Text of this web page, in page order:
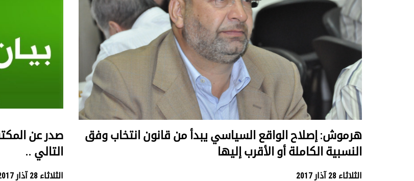
هرموش: إصلاح الواقع السياسي يبدأ من قانون انتخاب وفق
النسبية الكاملة أو الأقرب إليها
الثلاثاء 28 آذار 2017
صدر عن
التالي ..
الثلاثاء 28 آذار 2017